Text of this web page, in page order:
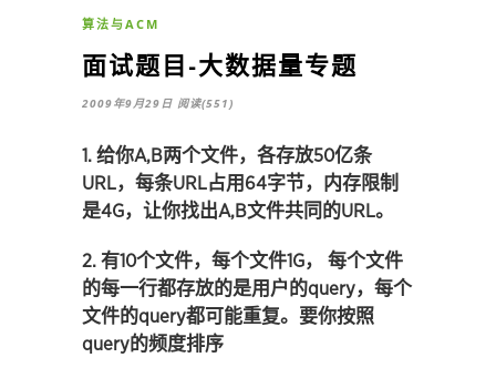
算法与ACM
面试题目-大数据量专题
2009年9月29日 阅读(551)
1. 给你A,B两个文件，各存放50亿条
URL，每条URL占用64字节，内存限制
是4G，让你找出A,B文件共同的URL。
2. 有10个文件，每个文件1G， 每个文件
的每一行都存放的是用户的query，每个
文件的query都可能重复。要你按照
query的频度排序